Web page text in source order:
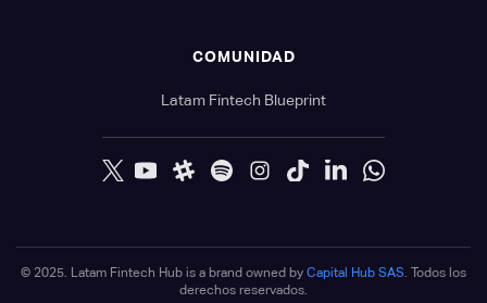
COMUNIDAD
Latam Fintech Blueprint
© 2025. Latam Fintech Hub is a brand owned by Capital Hub SAS . Todos los
derechos reservados.